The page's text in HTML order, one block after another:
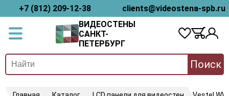
+7 (812) 209-12-38
clients@videostena-spb.ru
ВИДЕОСТЕНЫ
САНКТ-
ПЕТЕРБУРГ
Поиск